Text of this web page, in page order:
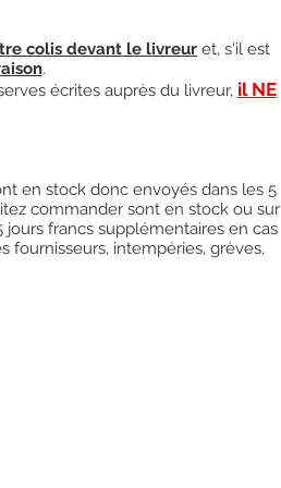
colis devant le livreur et, s'il est
.
écrites auprès du livreur, il NE
en stock donc envoyés dans les 5
commander sont en stock ou sur
francs supplémentaires en cas
fournisseurs, intempéries, grèves,